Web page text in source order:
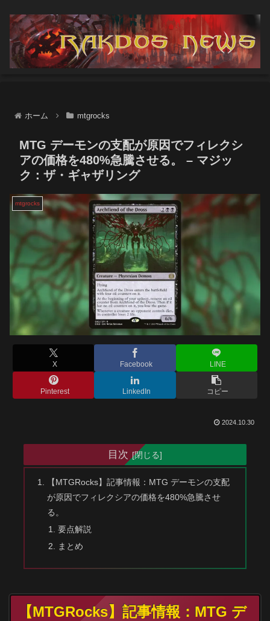
ホーム mtgrocks
MTG デーモンの支配が原因でフィレクシ
アの価格を480%急騰させる。 – マジッ
ク：ザ・ギャザリング
mtgrocks
X Facebook LINE
Pinterest LinkedIn コピー
2024.10.30
目次
【MTGRocks】記事情報：MTG デーモンの支配
が原因でフィレクシアの価格を480%急騰させ
る。
要点解説
まとめ
【MTGRocks】記事情報：MTG デ